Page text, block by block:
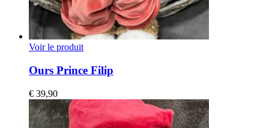
Voir le produit
Ours Prince Filip
€ 39,90